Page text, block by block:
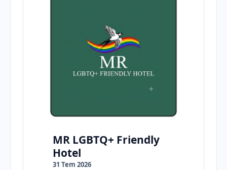
MR LGBTQ+ Friendly
Hotel
31 Tem 2026